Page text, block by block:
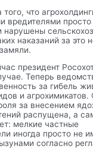
что
вредителями
наказаний за это
президент
Теперь
за гибель
и
за внесением
распущена, а
мелкие частные
иногда просто не
согласно